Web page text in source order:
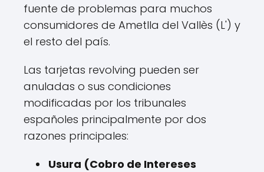
fuente de problemas para muchos
consumidores de Ametlla del Vallès (L') y
el resto del país.
Las tarjetas revolving pueden ser
anuladas o sus condiciones
modificadas por los tribunales
españoles principalmente por dos
razones principales:
Usura (Cobro de Intereses